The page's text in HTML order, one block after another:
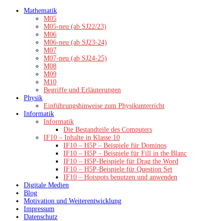
Zum
Mathematik
M05
M05-neu (ab SJ22/23)
M06
M06-neu (ab SJ23-24)
M07
M07-neu (ab SJ24-25)
M08
M09
M10
Begriffe und Erläuterungen
Physik
Einführungshinweise zum Physikunterricht
Informatik
Informatik
Die Bestandteile des Computers
IF10 – Inhalte in Klasse 10
IF10 – H5P – Beispiele für Dominos
IF10 – H5P – Beispiele für Fill in the Blanc
IF10 – H5P-Beispiele für Drag the Word
IF10 – H5P-Beispiele für Question Set
IF10 – Hotspots benutzen und anwenden
Digitale Medien
Blog
Motivation und Weiterentwicklung
Impressum
Datenschutz